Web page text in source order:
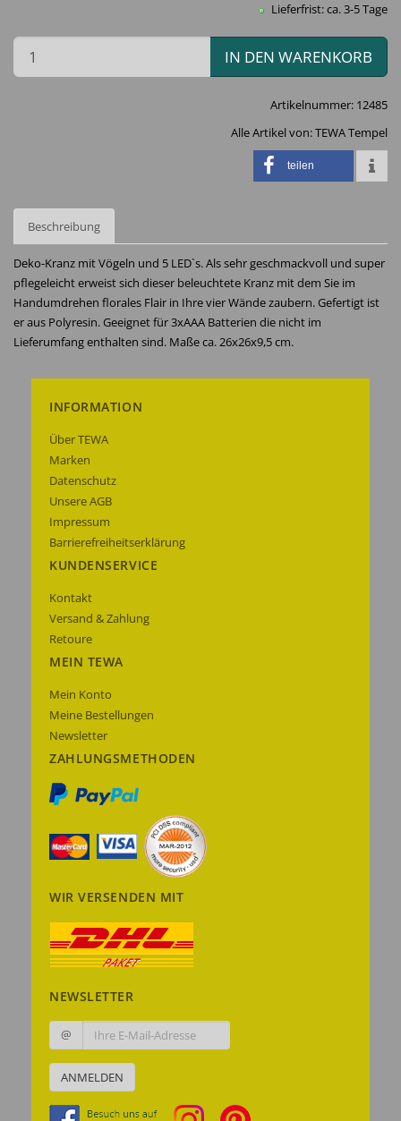
Lieferfrist: ca. 3-5 Tage
IN DEN WARENKORB
Artikelnummer: 12485
Alle Artikel von:TEWA Tempel
teilen
Beschreibung
Deko-Kranz mit Vögeln und 5 LED`s. Als sehr geschmackvoll und super
pflegeleicht erweist sich dieser beleuchtete Kranz mit dem Sie im
Handumdrehen florales Flair in Ihre vier Wände zaubern. Gefertigt ist
er aus Polyresin. Geeignet für 3xAAA Batterien die nicht im
Lieferumfang enthalten sind. Maße ca. 26x26x9,5 cm.
INFORMATION
Über TEWA
Marken
Datenschutz
Unsere AGB
Impressum
Barrierefreiheitserklärung
KUNDENSERVICE
Kontakt
Versand & Zahlung
Retoure
MEIN TEWA
Mein Konto
Meine Bestellungen
Newsletter
ZAHLUNGSMETHODEN
WIR VERSENDEN MIT
NEWSLETTER
@
ANMELDEN